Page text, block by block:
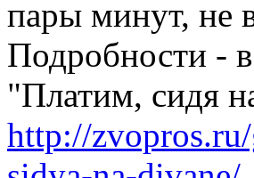
пары минут, не
Подробности -
"Платим, сидя
http://